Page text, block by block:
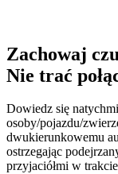
Zachowaj
Nie trać
Dowiedz się
osoby/pojazdu/
dwukierunkowemu
ostrzegając
przyjaciółmi w